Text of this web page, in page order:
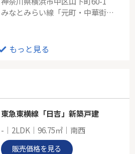
みなとみらい線「元町・中華街」駅 徒歩1分
トーカンマンション新根岸
-
-
80.11㎡
もっと見る
東急東横線「日吉」新築戸建
-｜2LDK｜96.75㎡｜南西
販売価格を見る